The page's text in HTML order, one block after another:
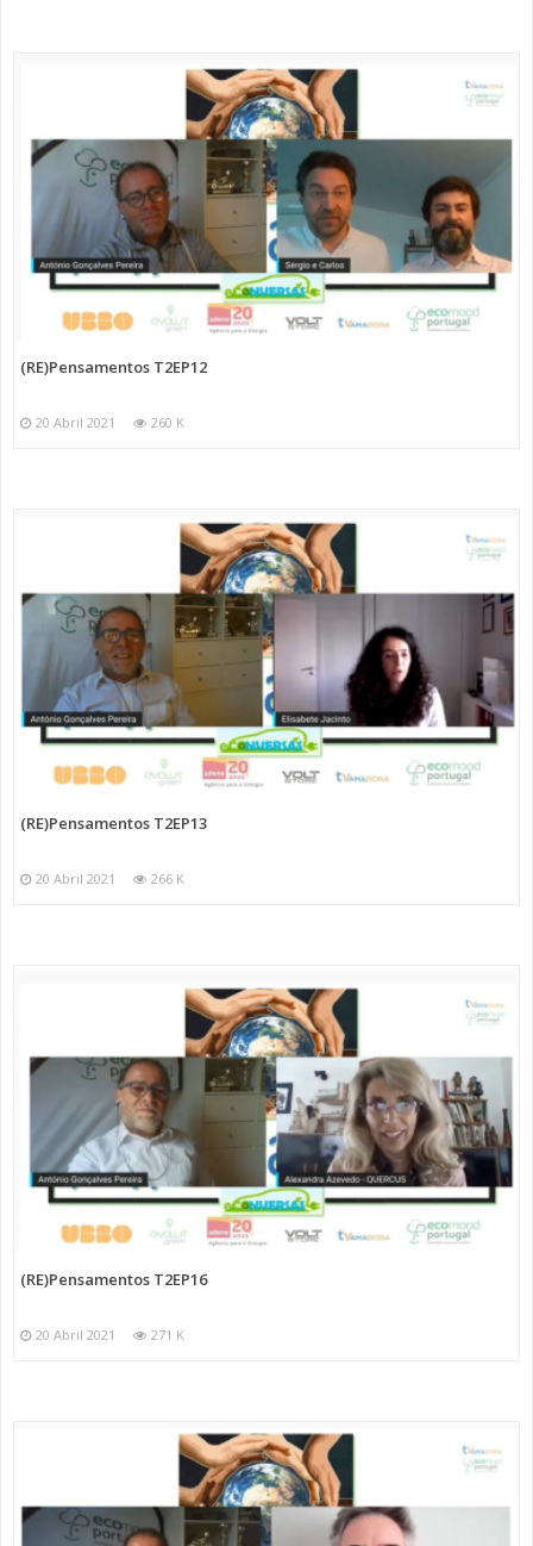
(RE)Pensamentos T2EP12
20 Abril 2021 260 K
(RE)Pensamentos T2EP13
20 Abril 2021 266 K
(RE)Pensamentos T2EP16
20 Abril 2021 271 K